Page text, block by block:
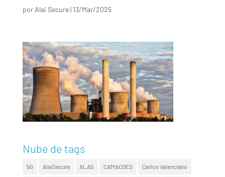
por Alai Secure| 13/Mar/2025
Nube de tags
5G AlaiSecure ALAS CAMACOES Carlos Valenciano